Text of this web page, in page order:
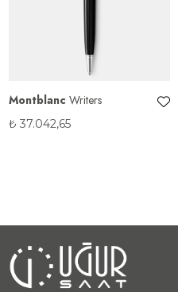
Montblanc Writers
₺ 37.042,65